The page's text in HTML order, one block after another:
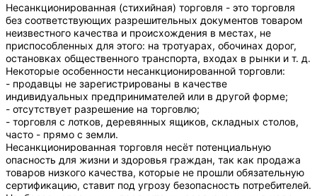
Несанкционированная (стихийная) торговля - это торговля
без соответствующих разрешительных документов товаром
неизвестного качества и происхождения в местах, не
приспособленных для этого: на тротуарах, обочинах дорог,
остановках общественного транспорта, входах в рынки и т. д.
Некоторые особенности несанкционированной торговли:
- продавцы не зарегистрированы в качестве
индивидуальных предпринимателей или в другой форме;
- отсутствует разрешение на торговлю;
- торговля с лотков, деревянных ящиков, складных столов,
часто - прямо с земли.
Несанкционированная торговля несёт потенциальную
опасность для жизни и здоровья граждан, так как продажа
товаров низкого качества, которые не прошли обязательную
сертификацию, ставит под угрозу безопасность потребителей.